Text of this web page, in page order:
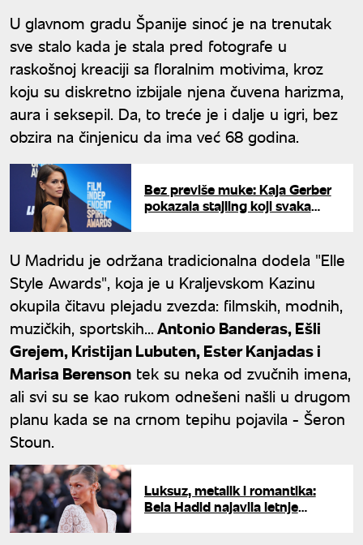
U glavnom gradu Španije sinoć je na trenutak
sve stalo kada je stala pred fotografe u
raskošnoj kreaciji sa floralnim motivima, kroz
koju su diskretno izbijale njena čuvena harizma,
aura i seksepil. Da, to treće je i dalje u igri, bez
obzira na činjenicu da ima već 68 godina.
Bez previše muke: Kaja Gerber
pokazala stajling koji svaka
U Madridu je održana tradicionalna dodela "Elle
Style Awards", koja je u Kraljevskom Kazinu
okupila čitavu plejadu zvezda: filmskih, modnih,
muzičkih, sportskih...Antonio Banderas, Ešli
Grejem, Kristijan Lubuten, Ester Kanjadas i
Marisa Berenson tek su neka od zvučnih imena,
ali svi su se kao rukom odnešeni našli u drugom
planu kada se na crnom tepihu pojavila - Šeron
Stoun.
Luksuz, metalik i romantika:
Bela Hadid najavila letnje